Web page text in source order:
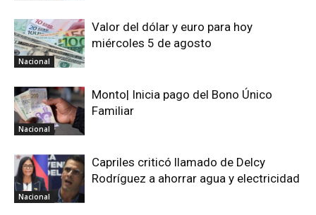
Nacional
Valor del dólar y euro para hoy
miércoles 5 de agosto
Nacional
Monto| Inicia pago del Bono Único
Familiar
Nacional
Capriles criticó llamado de Delcy
Rodríguez a ahorrar agua y electricidad